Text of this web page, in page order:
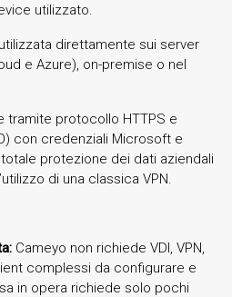
utilizzato.
direttamente sui server
e Azure), on-premise o nel
tramite protocollo HTTPS e
con credenziali Microsoft e
protezione dei dati aziendali
di una classica VPN.
Cameyo non richiede VDI, VPN,
complessi da configurare e
in opera richiede solo pochi